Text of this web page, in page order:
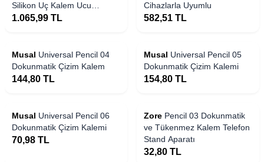
Silikon Uç Kalem Ucu
Koruyucu Tip Cover - 9 adet
1.065,99 TL
Cihazlarla Uyumlu
582,51 TL
Musal Universal Pencil 04
Dokunmatik Çizim Kalem
144,80 TL
Musal Universal Pencil 05
Dokunmatik Çizim Kalemi
154,80 TL
Musal Universal Pencil 06
Dokunmatik Çizim Kalemi
70,98 TL
Zore Pencil 03 Dokunmatik
ve Tükenmez Kalem Telefon
Stand Aparatı
32,80 TL